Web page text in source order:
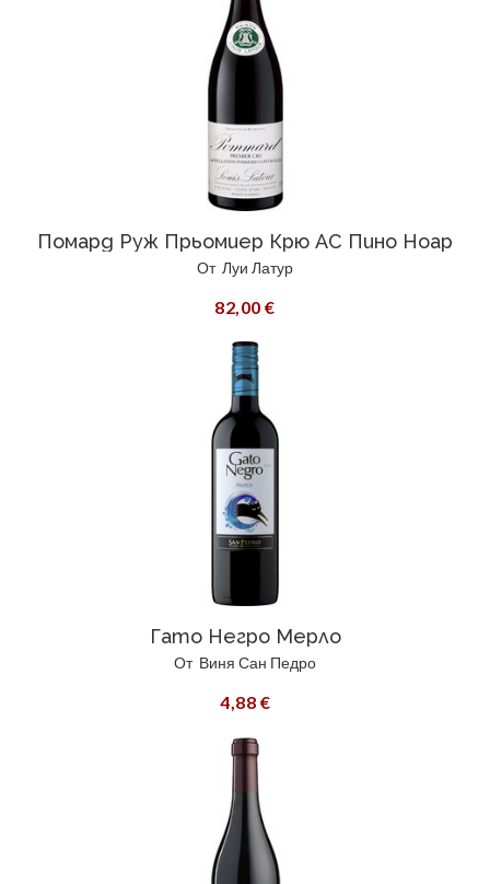
Помард Руж Прьомиер Крю AC Пино Ноар
От Луи Латур
82,00 €
Гато Негро Мерло
От Виня Сан Педро
4,88 €